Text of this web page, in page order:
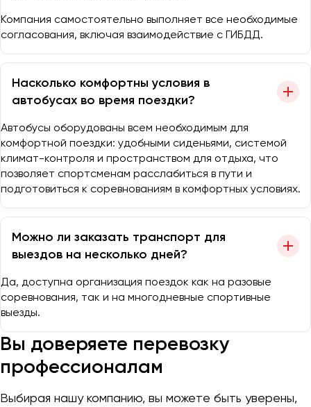
Компания самостоятельно выполняет все необходимые
согласования, включая взаимодействие с ГИБДД.
Насколько комфортны условия в
автобусах во время поездки?
Автобусы оборудованы всем необходимым для
комфортной поездки: удобными сиденьями, системой
климат-контроля и пространством для отдыха, что
позволяет спортсменам расслабиться в пути и
подготовиться к соревнованиям в комфортных условиях.
Можно ли заказать транспорт для
выездов на несколько дней?
Да, доступна организация поездок как на разовые
соревнования, так и на многодневные спортивные
выезды.
Вы доверяете перевозку
профессионалам
Выбирая нашу компанию, вы можете быть уверены,